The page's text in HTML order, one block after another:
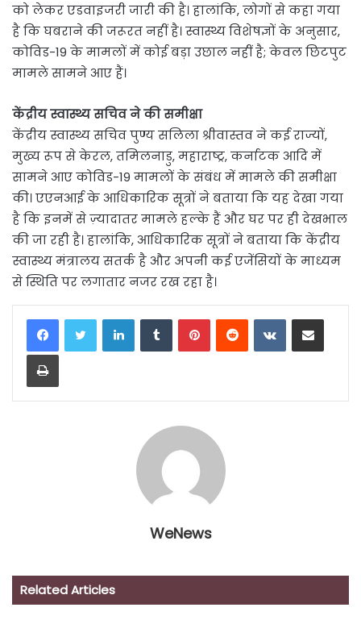
को लेकर एडवाइजरी जारी की है। हालांकि, लोगों से कहा गया
है कि घबराने की जरूरत नहीं है। स्वास्थ्य विशेषज्ञों के अनुसार,
कोविड-19 के मामलों में कोई बड़ा उछाल नहीं है; केवल छिटपुट
मामले सामने आए हैं।
केंद्रीय स्वास्थ्य सचिव ने की समीक्षा
केंद्रीय स्वास्थ्य सचिव पुण्य सलिला श्रीवास्तव ने कई राज्यों,
मुख्य रूप से केरल, तमिलनाडु, महाराष्ट्र, कर्नाटक आदि में
सामने आए कोविड-19 मामलों के संबंध में मामले की समीक्षा
की। एएनआई के आधिकारिक सूत्रों ने बताया कि यह देखा गया
है कि इनमें से ज़्यादातर मामले हल्के हैं और घर पर ही देखभाल
की जा रही है। हालांकि, आधिकारिक सूत्रों ने बताया कि केंद्रीय
स्वास्थ्य मंत्रालय सतर्क है और अपनी कई एजेंसियों के माध्यम
से स्थिति पर लगातार नजर रख रहा है।
LinkedInTumblrPinterestReddit VKontakteShare via Email
Print
WeNews
Related Articles